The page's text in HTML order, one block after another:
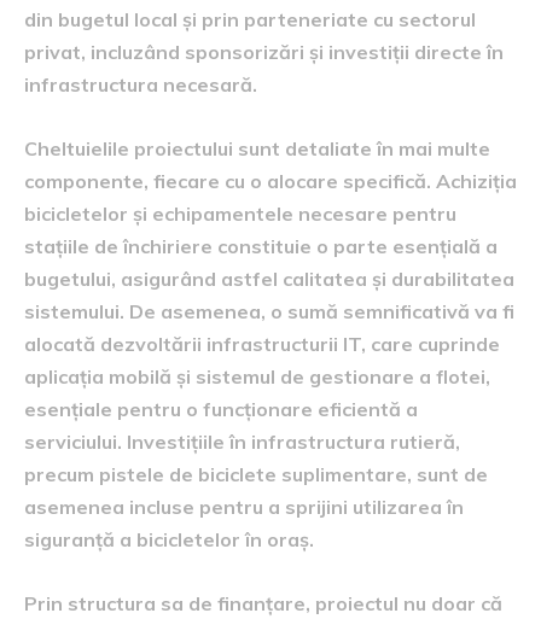
din bugetul local și prin parteneriate cu sectorul
privat, incluzând sponsorizări și investiții directe în
infrastructura necesară.
Cheltuielile proiectului sunt detaliate în mai multe
componente, fiecare cu o alocare specifică. Achiziția
bicicletelor și echipamentele necesare pentru
stațiile de închiriere constituie o parte esențială a
bugetului, asigurând astfel calitatea și durabilitatea
sistemului. De asemenea, o sumă semnificativă va fi
alocată dezvoltării infrastructurii IT, care cuprinde
aplicația mobilă și sistemul de gestionare a flotei,
esențiale pentru o funcționare eficientă a
serviciului. Investițiile în infrastructura rutieră,
precum pistele de biciclete suplimentare, sunt de
asemenea incluse pentru a sprijini utilizarea în
siguranță a bicicletelor în oraș.
Prin structura sa de finanțare, proiectul nu doar că